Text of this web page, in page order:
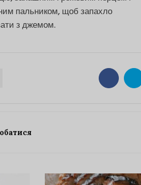
пальником, щоб запахло
з джемом.